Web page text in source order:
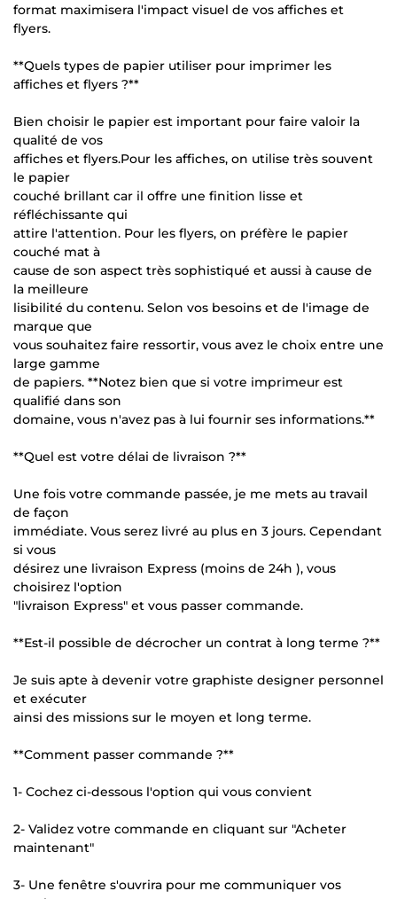
format maximisera l'impact visuel de vos affiches et
flyers.
**Quels types de papier utiliser pour imprimer les
affiches et flyers ?**
Bien choisir le papier est important pour faire valoir la
qualité de vos
affiches et flyers.Pour les affiches, on utilise très souvent
le papier
couché brillant car il offre une finition lisse et
réfléchissante qui
attire l'attention. Pour les flyers, on préfère le papier
couché mat à
cause de son aspect très sophistiqué et aussi à cause de
la meilleure
lisibilité du contenu. Selon vos besoins et de l'image de
marque que
vous souhaitez faire ressortir, vous avez le choix entre une
large gamme
de papiers. **Notez bien que si votre imprimeur est
qualifié dans son
domaine, vous n'avez pas à lui fournir ses informations.**
**Quel est votre délai de livraison ?**
Une fois votre commande passée, je me mets au travail
de façon
immédiate. Vous serez livré au plus en 3 jours. Cependant
si vous
désirez une livraison Express (moins de 24h ), vous
choisirez l'option
"livraison Express" et vous passer commande.
**Est-il possible de décrocher un contrat à long terme ?**
Je suis apte à devenir votre graphiste designer personnel
et exécuter
ainsi des missions sur le moyen et long terme.
**Comment passer commande ?**
1- Cochez ci-dessous l'option qui vous convient
2- Validez votre commande en cliquant sur "Acheter
maintenant"
3- Une fenêtre s'ouvrira pour me communiquer vos